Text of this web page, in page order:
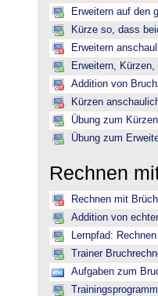
Erweitern auf den
Kürze so, dass
Erweitern
Erweitern,
Addition von
Kürzen
Übung zum Kürzen
Übung zum
Rechnen
Rechnen mit
Addition von
Lernpfad:
Trainer
Aufgaben zum